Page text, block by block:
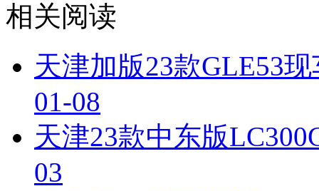
相关阅读
天津加版23款GLE53
01-08
天津23款中东版
03